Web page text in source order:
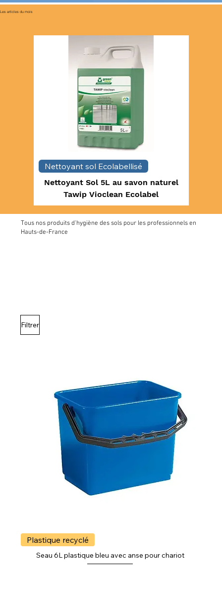
Nettoyant sol Ecolabellisé
Nettoyant Sol 5L au savon naturel
Tawip Vioclean Ecolabel
Les articles du mois
Tous nos produits d'hygiène des sols pour les professionnels en
Hauts-de-France
Filtrer
Plastique recyclé
Seau 6L plastique bleu avec anse pour chariot